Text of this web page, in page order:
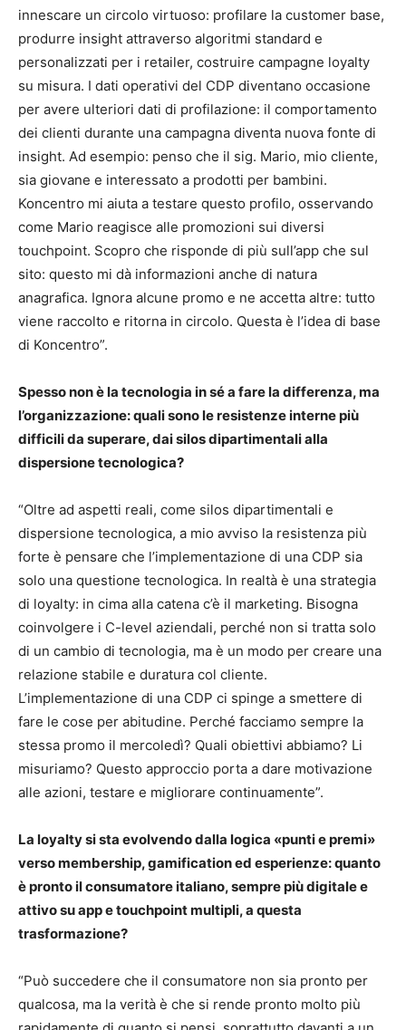
innescare un circolo virtuoso: profilare la customer base,
produrre insight attraverso algoritmi standard e
personalizzati per i retailer, costruire campagne loyalty
su misura. I dati operativi del CDP diventano occasione
per avere ulteriori dati di profilazione: il comportamento
dei clienti durante una campagna diventa nuova fonte di
insight. Ad esempio: penso che il sig. Mario, mio cliente,
sia giovane e interessato a prodotti per bambini.
Koncentro mi aiuta a testare questo profilo, osservando
come Mario reagisce alle promozioni sui diversi
touchpoint. Scopro che risponde di più sull’app che sul
sito: questo mi dà informazioni anche di natura
anagrafica. Ignora alcune promo e ne accetta altre: tutto
viene raccolto e ritorna in circolo. Questa è l’idea di base
di Koncentro”.
Spesso non è la tecnologia in sé a fare la differenza, ma
l’organizzazione: quali sono le resistenze interne più
difficili da superare, dai silos dipartimentali alla
dispersione tecnologica?
“Oltre ad aspetti reali, come silos dipartimentali e
dispersione tecnologica, a mio avviso la resistenza più
forte è pensare che l’implementazione di una CDP sia
solo una questione tecnologica. In realtà è una strategia
di loyalty: in cima alla catena c’è il marketing. Bisogna
coinvolgere i C-level aziendali, perché non si tratta solo
di un cambio di tecnologia, ma è un modo per creare una
relazione stabile e duratura col cliente.
L’implementazione di una CDP ci spinge a smettere di
fare le cose per abitudine. Perché facciamo sempre la
stessa promo il mercoledì? Quali obiettivi abbiamo? Li
misuriamo? Questo approccio porta a dare motivazione
alle azioni, testare e migliorare continuamente”.
La loyalty si sta evolvendo dalla logica «punti e premi»
verso membership, gamification ed esperienze: quanto
è pronto il consumatore italiano, sempre più digitale e
attivo su app e touchpoint multipli, a questa
trasformazione?
“Può succedere che il consumatore non sia pronto per
qualcosa, ma la verità è che si rende pronto molto più